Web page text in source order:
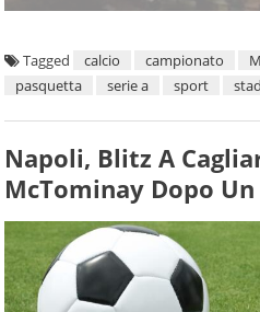
Tagged calcio campionato
pasquetta
serie a sport
Napoli, Blitz A
McTominay Dopo